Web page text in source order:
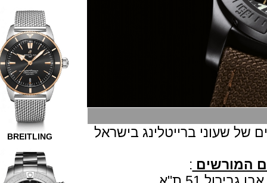
שעוני ברייטלינג בישראל
:
BREITLING